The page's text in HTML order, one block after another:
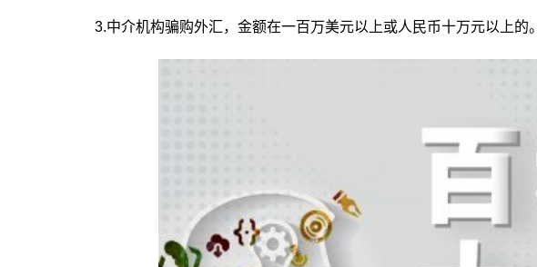
3.中介机构骗购外汇，金额在一百万美元以上或人民币十万元以上的。